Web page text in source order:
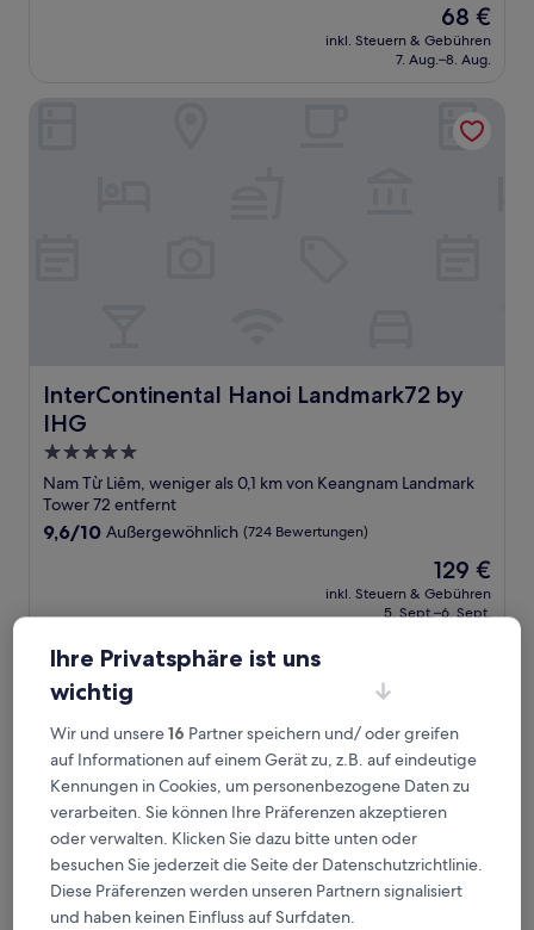
Der
Preis
beträgt
68 €
inkl. Steuern & Gebühren
7. Aug.–8. Aug.
InterContinental Hanoi Landmark72 by
IHG
InterContinental Hanoi Landmark72 by IHG
5.0-
Sterne-
Unterkunft
Nam Từ Liêm, weniger als 0,1 km von Keangnam Landmark
Tower 72 entfernt
9.6
(724
9,6/10 Außergewöhnlich (724 Bewertungen)
Der
Preis
beträgt
129 €
inkl. Steuern & Gebühren
5. Sept.–6. Sept.
Gloud Hotel
Ihre Privatsphäre ist uns
wichtig
Wir und unsere16 Partner speichern und/ oder greifen
auf Informationen auf einem Gerät zu, z.B. auf eindeutige
Kennungen in Cookies, um personenbezogene Daten zu
verarbeiten. Sie können Ihre Präferenzen akzeptieren
oder verwalten. Klicken Sie dazu bitte unten oder
besuchen Sie jederzeit die Seite der Datenschutzrichtlinie.
Diese Präferenzen werden unseren Partnern signalisiert
und haben keinen Einfluss auf Surfdaten.